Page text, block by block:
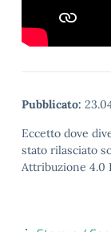
Pubblicato:
Eccetto dove
stato rilasciato
Attribuzione 4.0